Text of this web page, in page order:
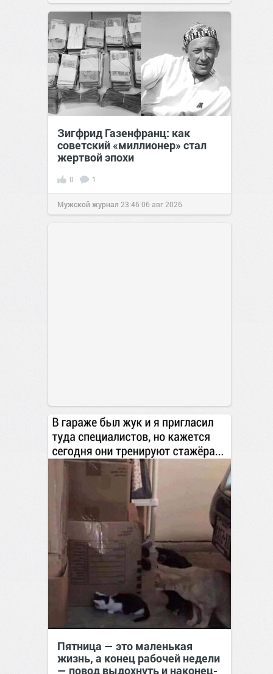
Зигфрид Газенфранц: как
советский «миллионер» стал
жертвой эпохи
0 1
Мужской журнал 23:4606 авг 2026
Пятница — это маленькая
жизнь, а конец рабочей недели
— повод выдохнуть и наконец-